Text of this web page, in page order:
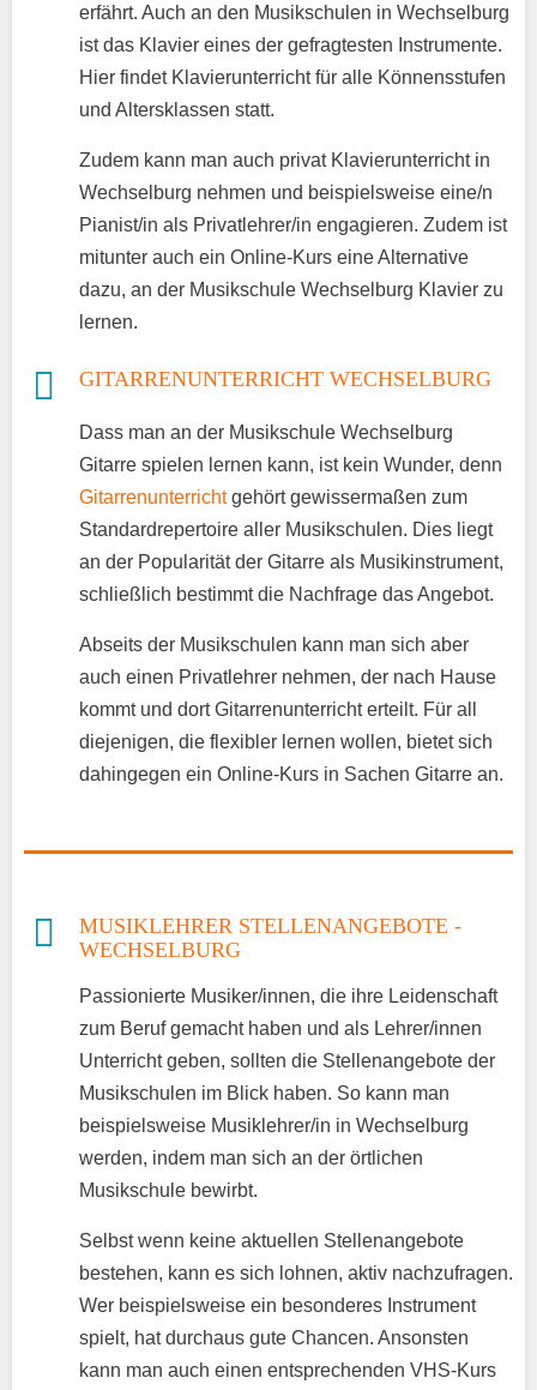
erfährt. Auch an den Musikschulen in Wechselburg
ist das Klavier eines der gefragtesten Instrumente.
Hier findet Klavierunterricht für alle Könnensstufen
und Altersklassen statt.
Zudem kann man auch privat Klavierunterricht in
Wechselburg nehmen und beispielsweise eine/n
Pianist/in als Privatlehrer/in engagieren. Zudem ist
mitunter auch ein Online-Kurs eine Alternative
dazu, an der Musikschule Wechselburg Klavier zu
lernen.
GITARRENUNTERRICHT WECHSELBURG
Dass man an der Musikschule Wechselburg
Gitarre spielen lernen kann, ist kein Wunder, denn
Gitarrenunterrichtgehört gewissermaßen zum
Standardrepertoire aller Musikschulen. Dies liegt
an der Popularität der Gitarre als Musikinstrument,
schließlich bestimmt die Nachfrage das Angebot.
Abseits der Musikschulen kann man sich aber
auch einen Privatlehrer nehmen, der nach Hause
kommt und dort Gitarrenunterricht erteilt. Für all
diejenigen, die flexibler lernen wollen, bietet sich
dahingegen ein Online-Kurs in Sachen Gitarre an.
MUSIKLEHRER STELLENANGEBOTE -
WECHSELBURG
Passionierte Musiker/innen, die ihre Leidenschaft
zum Beruf gemacht haben und als Lehrer/innen
Unterricht geben, sollten die Stellenangebote der
Musikschulen im Blick haben. So kann man
beispielsweise Musiklehrer/in in Wechselburg
werden, indem man sich an der örtlichen
Musikschule bewirbt.
Selbst wenn keine aktuellen Stellenangebote
bestehen, kann es sich lohnen, aktiv nachzufragen.
Wer beispielsweise ein besonderes Instrument
spielt, hat durchaus gute Chancen. Ansonsten
kann man auch einen entsprechenden VHS-Kurs